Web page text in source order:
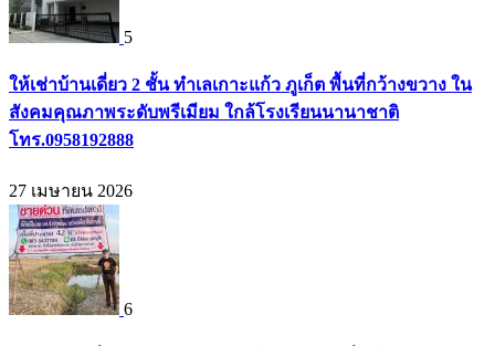
5
ให้เช่าบ้านเดี่ยว 2 ชั้น ทำเลเกาะแก้ว ภูเก็ต พื้นที่กว้างขวาง ใน
สังคมคุณภาพระดับพรีเมียม ใกล้โรงเรียนนานาชาติ
โทร.0958192888
27 เมษายน 2026
6